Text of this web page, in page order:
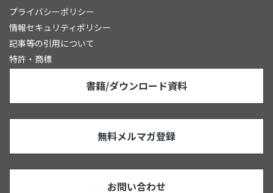
プライバシーポリシー
情報セキュリティポリシー
記事等の引用について
特許・商標
書籍/ダウンロード資料
無料メルマガ登録
お問い合わせ